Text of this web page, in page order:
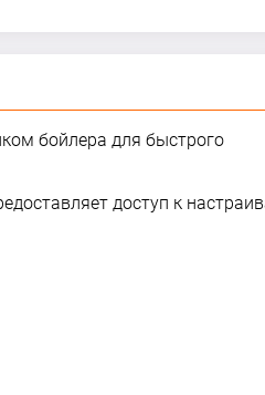
бойлера для быстрого
доступ к